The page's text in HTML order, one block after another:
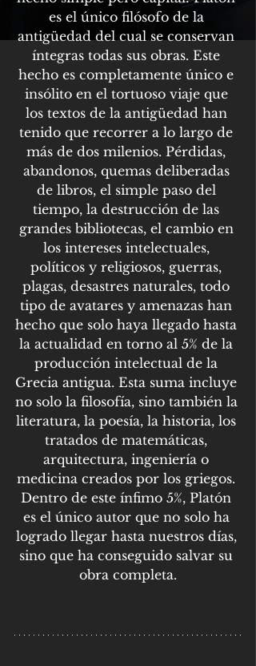
es el único filósofo de la
antigüedad del cual se conservan
íntegras todas sus obras. Este
hecho es completamente único e
insólito en el tortuoso viaje que
los textos de la antigüedad han
tenido que recorrer a lo largo de
más de dos milenios. Pérdidas,
abandonos, quemas deliberadas
de libros, el simple paso del
tiempo, la destrucción de las
grandes bibliotecas, el cambio en
los intereses intelectuales,
políticos y religiosos, guerras,
plagas, desastres naturales, todo
tipo de avatares y amenazas han
hecho que solo haya llegado hasta
la actualidad en torno al 5% de la
producción intelectual de la
Grecia antigua. Esta suma incluye
no solo la filosofía, sino también la
literatura, la poesía, la historia, los
tratados de matemáticas,
arquitectura, ingeniería o
medicina creados por los griegos.
Dentro de este ínfimo 5%, Platón
es el único autor que no solo ha
logrado llegar hasta nuestros días,
sino que ha conseguido salvar su
obra completa.